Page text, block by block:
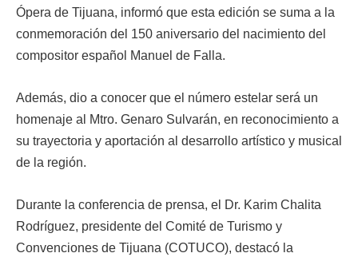
Ópera de Tijuana, informó que esta edición se suma a la
conmemoración del 150 aniversario del nacimiento del
compositor español Manuel de Falla.
Además, dio a conocer que el número estelar será un
homenaje al Mtro. Genaro Sulvarán, en reconocimiento a
su trayectoria y aportación al desarrollo artístico y musical
de la región.
Durante la conferencia de prensa, el Dr. Karim Chalita
Rodríguez, presidente del Comité de Turismo y
Convenciones de Tijuana (COTUCO), destacó la